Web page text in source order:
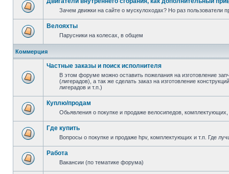
Зачем движки на сайте о мускулоходах? Но раз пользователи
Велояхты
Парусники на колесах, в общем
Коммерция
Частные заказы и поиск исполнителя
В этом форуме можно оставить пожелания на изготовление
(лигерадов), а так же сделать заказ на изготовление
лигерадов и т.п.)
Куплю/продам
Обьявления о покупке и продаже велосипедов,
Где купить
Вопросы о покупке и продаже hpv, комплектующих и т.п. Где
Работа
Вакансии (по тематике форума)